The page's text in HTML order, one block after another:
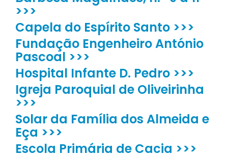
>>>
Capela do Espírito Santo >>>
Fundação Engenheiro António
Pascoal >>>
Hospital Infante D. Pedro >>>
Igreja Paroquial de Oliveirinha
>>>
Solar da Família dos Almeida e
Eça >>>
Escola Primária de Cacia >>>